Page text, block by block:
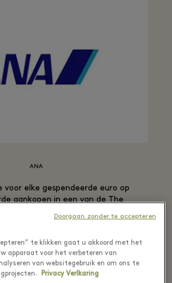
ANA
voor elke gespendeerde euro op
aankopen in een van de The
Collection Villages.*
te klikken gaat u akkoord met het
apparaat voor het verbeteren van
van websitegebruik en om ons te
Privacy Verlkaring
Doorgaan zonder te accepteren